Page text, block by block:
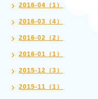
2016-04（1）
2016-03（4）
2016-02（2）
2016-01（1）
2015-12（3）
2015-11（1）